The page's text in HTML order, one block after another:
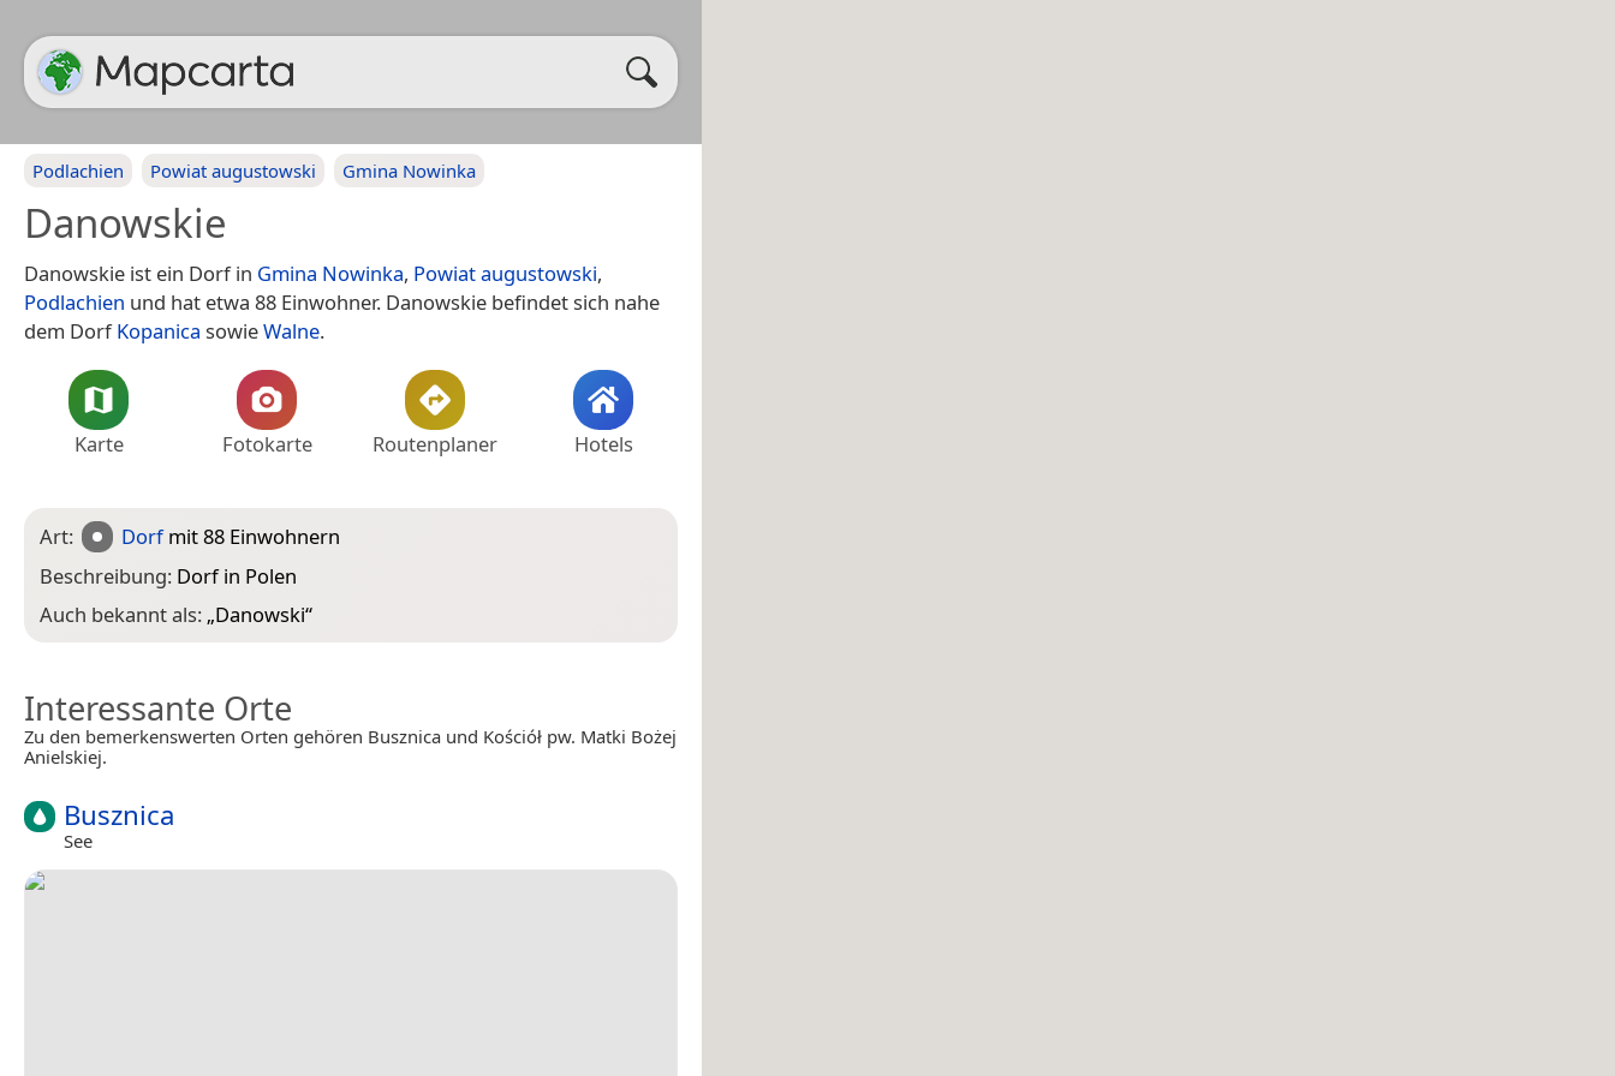
Podlachien Powiat augustowski Gmina Nowinka
Danowskie
Danowskie ist ein Dorf in Gmina Nowinka, Powiat augustowski,
Podlachien und hat etwa 88 Einwohner. Danowskie befindet sich nahe
dem DorfKopanica sowieWalne.
Karte Fotokarte Routenplaner Hotels
Art: Dorfmit 88 Einwohnern
Beschreibung: Dorf in Polen
Auch bekannt als: „Danowski“
Interessante Orte
Zu den bemerkenswerten Orten gehören Busznica und Kościół pw. Matki Bożej
Anielskiej.
Busznica
See